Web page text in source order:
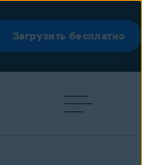
Загрузить бесплатно